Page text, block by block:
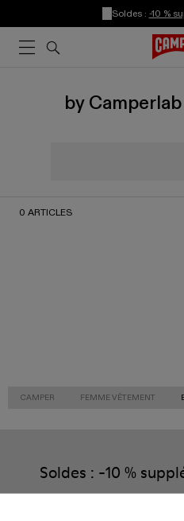
Soldes : -10 %
by
0 ARTICLES
CAMPER FEMME VÊTEMENT
Soldes : -10 %
Oui, vous avez bien entendu.
vous profiterez d’avantages